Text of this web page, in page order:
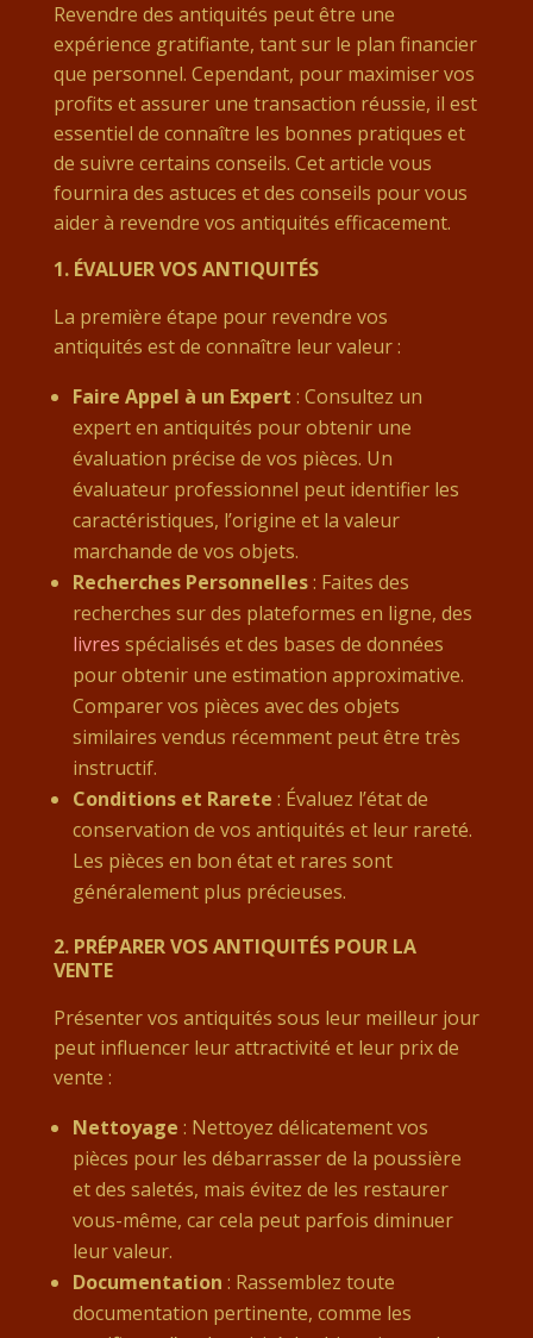
Revendre des antiquités peut être une
expérience gratifiante, tant sur le plan financier
que personnel. Cependant, pour maximiser vos
profits et assurer une transaction réussie, il est
essentiel de connaître les bonnes pratiques et
de suivre certains conseils. Cet article vous
fournira des astuces et des conseils pour vous
aider à revendre vos antiquités efficacement.
1. ÉVALUER VOS ANTIQUITÉS
La première étape pour revendre vos
antiquités est de connaître leur valeur :
Faire Appel à un Expert : Consultez un
expert en antiquités pour obtenir une
évaluation précise de vos pièces. Un
évaluateur professionnel peut identifier les
caractéristiques, l’origine et la valeur
marchande de vos objets.
Recherches Personnelles: Faites des
recherches sur des plateformes en ligne, des
livres spécialisés et des bases de données
pour obtenir une estimation approximative.
Comparer vos pièces avec des objets
similaires vendus récemment peut être très
instructif.
Conditions et Rarete : Évaluez l’état de
conservation de vos antiquités et leur rareté.
Les pièces en bon état et rares sont
généralement plus précieuses.
2. PRÉPARER VOS ANTIQUITÉS POUR LA
VENTE
Présenter vos antiquités sous leur meilleur jour
peut influencer leur attractivité et leur prix de
vente :
Nettoyage : Nettoyez délicatement vos
pièces pour les débarrasser de la poussière
et des saletés, mais évitez de les restaurer
vous-même, car cela peut parfois diminuer
leur valeur.
Documentation : Rassemblez toute
documentation pertinente, comme les